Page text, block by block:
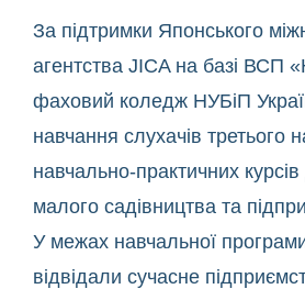
За підтримки Японського
агентства JICA на базі ВСП
фаховий коледж НУБіП
навчання слухачів третього
навчально-практичних
малого садівництва та
У межах навчальної програми
відвідали сучасне